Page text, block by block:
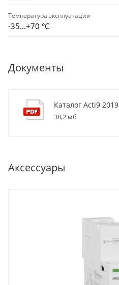
Температура эксплуатации
-35...+70 °С
Документы
Каталог Acti9 2019
38,2 мб
Аксессуары